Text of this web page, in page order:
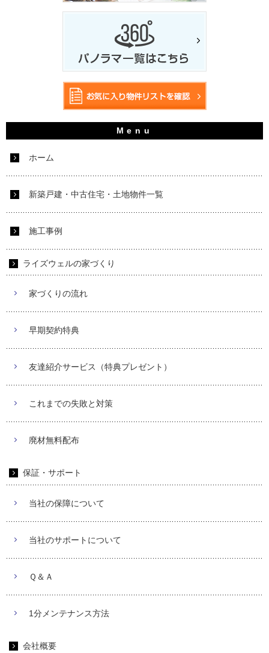
ホーム
新築戸建・中古住宅・土地物件一覧
施工事例
ライズウェルの家づくり
家づくりの流れ
早期契約特典
友達紹介サービス（特典プレゼント）
これまでの失敗と対策
廃材無料配布
保証・サポート
当社の保障について
当社のサポートについて
Ｑ＆Ａ
1分メンテナンス方法
会社概要